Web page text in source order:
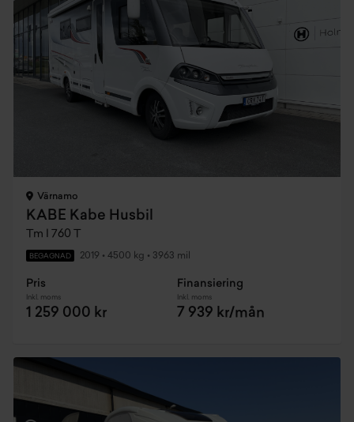
Värnamo
KABE Kabe Husbil
Tm I 760 T
BEGAGNAD 2019 • 4500 kg • 3963 mil
Pris
Inkl. moms
1 259 000 kr
Finansiering
Inkl. moms
7 939 kr/mån